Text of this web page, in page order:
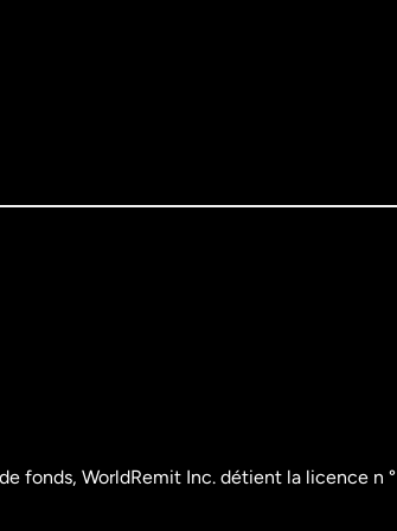
fonds, WorldRemit Inc. détient la licence n °